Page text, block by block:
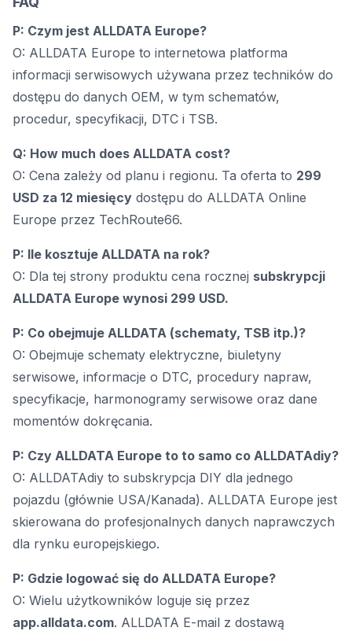
P: Czym jest ALLDATA Europe?
O: ALLDATA Europe to internetowa platforma
informacji serwisowych używana przez techników do
dostępu do danych OEM, w tym schematów,
procedur, specyfikacji, DTC i TSB.
Q: How much does ALLDATA cost?
O: Cena zależy od planu i regionu. Ta oferta to 299
USD za 12 miesięcy dostępu do ALLDATA Online
Europe przez TechRoute66.
P: Ile kosztuje ALLDATA na rok?
O: Dla tej strony produktu cena rocznej subskrypcji
ALLDATA Europe wynosi 299 USD.
P: Co obejmuje ALLDATA (schematy, TSB itp.)?
O: Obejmuje schematy elektryczne, biuletyny
serwisowe, informacje o DTC, procedury napraw,
specyfikacje, harmonogramy serwisowe oraz dane
momentów dokręcania.
P: Czy ALLDATA Europe to to samo co ALLDATAdiy?
O: ALLDATAdiy to subskrypcja DIY dla jednego
pojazdu (głównie USA/Kanada). ALLDATA Europe jest
skierowana do profesjonalnych danych naprawczych
dla rynku europejskiego.
P: Gdzie logować się do ALLDATA Europe?
O: Wielu użytkowników loguje się przez
app.alldata.com. ALLDATA E-mail z dostawą